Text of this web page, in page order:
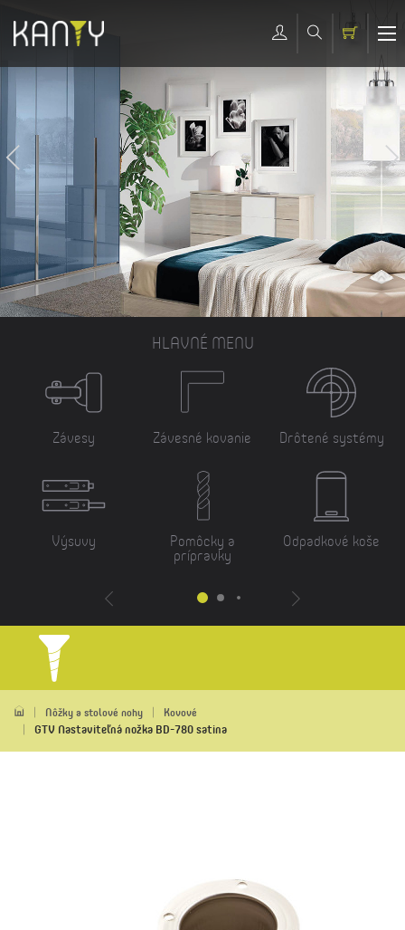
HLAVNÉ MENU
Závesy
Výsuvy
Závesné kovanie
Pomôcky a
prípravky
Drôtené systémy
Odpadkové koše
Nôžky a stolové nohy Kovové
GTV Nastaviteľná nožka BD-780 satina